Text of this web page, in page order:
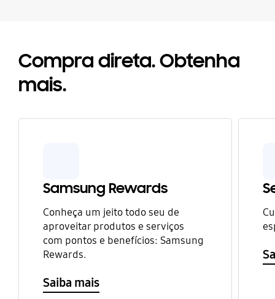
Compra direta. Obtenha
mais.
Samsung Rewards
Conheça um jeito todo seu de
aproveitar produtos e serviços
com pontos e benefícios: Samsung
Rewards.
Saiba mais